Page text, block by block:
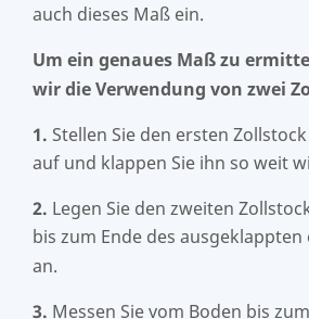
auch dieses Maß ein.
Um ein genaues Maß zu
wir die Verwendung von zwei
1. Stellen Sie den ersten
auf und klappen Sie ihn so weit
2. Legen Sie den zweiten
bis zum Ende des
an.
3. Messen Sie vom Boden bis